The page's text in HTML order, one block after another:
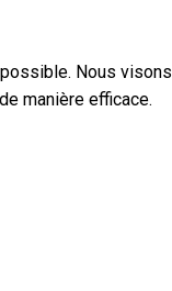
Nous
manière efficace.